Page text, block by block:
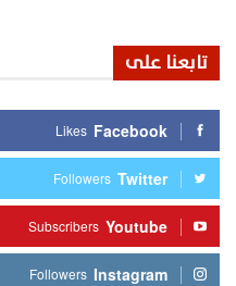
تابعنا على
Facebook
Likes
Twitter
Followers
Youtube
Subscribers
Instagram
Followers